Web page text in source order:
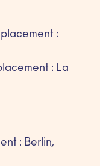
:
: La
: Berlin,